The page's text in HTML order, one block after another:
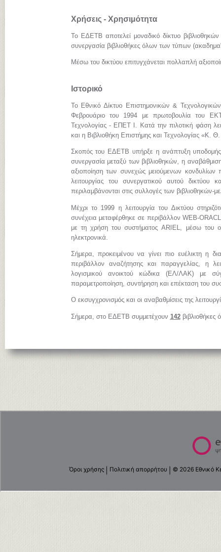
Χρήσεις - Χρησιμότητα
Το ΕΔΕΤΒ αποτελεί μοναδικό δίκτυο
συνεργασία βιβλιοθήκες όλων των τύπων
Μέσω του δικτύου επιτυγχάνεται πολλαπλή
Ιστορικό
Το Εθνικό Δίκτυο Επιστημονικών &
Φεβρουάριο του 1994 με πρωτοβουλία του
Τεχνολογίας - ΕΠΕΤ Ι. Κατά την πιλοτική φάση
και η Βιβλιοθήκη Επιστήμης και Τεχνολογίας «Κ.
Σκοπός του ΕΔΕΤΒ υπήρξε η ανάπτυξη
συνεργασία μεταξύ των βιβλιοθηκών, η
αξιοποίηση των συνεχώς μειούμενων κονδυλίων
λειτουργίας του συνεργατικού αυτού
περιλαμβάνονται στις συλλογές των βιβλιοθηκών-
Μέχρι το 1999 η λειτουργία του Δικτύου
συνέχεια μεταφέρθηκε σε περιβάλλον WEB-
με τη χρήση του συστήματος ARIEL, μέσω του
ηλεκτρονικά.
Σήμερα, προκειμένου να γίνει πιο ευέλικτη η
περιβάλλον αναζήτησης και παραγγελίας, η
λογισμικού ανοικτού κώδικα (ΕΛ/ΛΑΚ) με
παραμετροποίηση, συντήρηση και επέκταση του
Ο εκσυγχρονισμός και οι αναβαθμίσεις της
Σήμερα, στο ΕΔΕΤΒ συμμετέχουν 142βιβλιοθήκες